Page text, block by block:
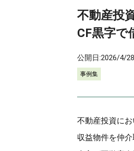
不動産投
CF黒字で
公開日:2026/4/28
事例集
不動産投資に
収益物件を仲